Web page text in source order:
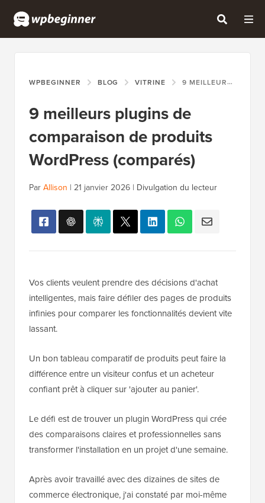
WPBEGINNER BLOG VITRINE 9 MEILLEURS PLUGINS DE COMPARAISON DE PRODUITS WORDPRESS (COMPARÉS)
9 meilleurs plugins de
comparaison de produits
WordPress (comparés)
ParAllison | 21 janvier 2026 | Divulgation du lecteur
Vos clients veulent prendre des décisions d'achat
intelligentes, mais faire défiler des pages de produits
infinies pour comparer les fonctionnalités devient vite
lassant.
Un bon tableau comparatif de produits peut faire la
différence entre un visiteur confus et un acheteur
confiant prêt à cliquer sur 'ajouter au panier'.
Le défi est de trouver un plugin WordPress qui crée
des comparaisons claires et professionnelles sans
transformer l'installation en un projet d'une semaine.
Après avoir travaillé avec des dizaines de sites de
commerce électronique, j'ai constaté par moi-même